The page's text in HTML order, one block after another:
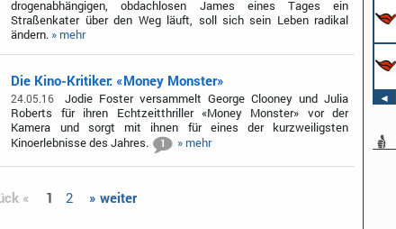
drogenabhängigen, obdachlosen James eines Tages ein
Straßenkater über den Weg läuft, soll sich sein Leben radikal
ändern. » mehr
Die Kino-Kritiker: «Money Monster»
24.05.16
Jodie Foster versammelt George Clooney und Julia
Roberts für ihren Echtzeitthriller «Money Monster» vor der
Kamera und sorgt mit ihnen für eines der kurzweiligsten
Kinoerlebnisse des Jahres.
1 » mehr
« 1 2 » weiter
◄